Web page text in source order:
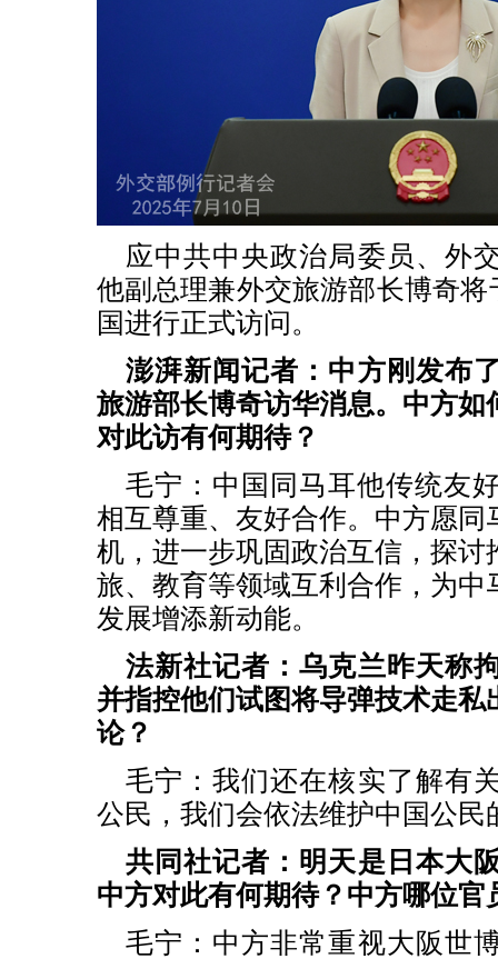
应中共中央政治局委员、外
他副总理兼外交旅游部长博奇
国进行正式访问。
澎湃新闻记者：中方刚发布
旅游部长博奇访华消息。中方如
对此访有何期待？
毛宁：中国同马耳他传统友
相互尊重、友好合作。中方愿同
机，进一步巩固政治互信，探讨
旅、教育等领域互利合作，为中
发展增添新动能。
法新社记者：乌克兰昨天称
并指控他们试图将导弹技术走私
论？
毛宁：我们还在核实了解有
公民，我们会依法维护中国公民
共同社记者：明天是日本大
中方对此有何期待？中方哪位官
毛宁：中方非常重视大阪世